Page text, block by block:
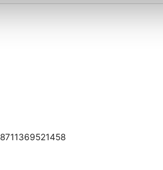
8711369521458